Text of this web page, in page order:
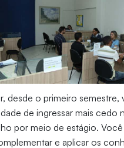
desde o primeiro semestre,
de ingressar mais cedo
por meio de estágio.
e aplicar os